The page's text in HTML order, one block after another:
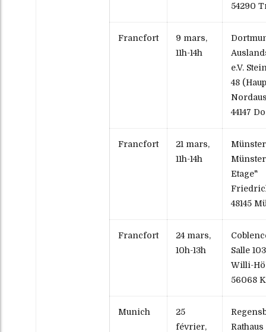
54290
Francfort
9 mars,
11h-14h
e.V.
48
44147
Francfort
21 mars,
11h-14h
Etage"
48145
Francfort
24 mars,
10h-13h
Salle 103
Willi-
56068
Munich
25
février,
Rathaus